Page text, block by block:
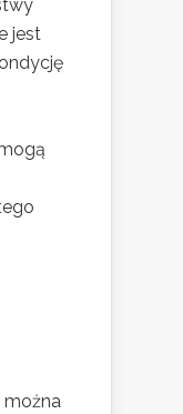
jest
można